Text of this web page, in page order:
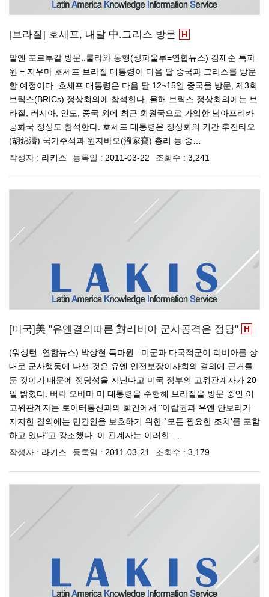
[브라질] 호세프, 내달 中.그리스 방문
말엔 포르투갈 방문..룰라와 동행(상파울루=연합뉴스) 김재순 특파
원 = 지우마 호세프 브라질 대통령이 다음 달 중국과 그리스를 방문
할 예정이다. 호세프 대통령은 다음 달 12~15일 중국을 방문, 제3회
브릭스(BRICs) 정상회의에 참석한다. 올해 브릭스 정상회의에는 브
라질, 러시아, 인도, 중국 외에 최근 회원국으로 가입한 남아프리카
공화국 정상도 참석한다. 호세프 대통령은 정상회의 기간 후진타오
(胡錦濤) 국가주석과 원자바오(溫家寶) 총리 등 중…
작성자 : 라키스 등록일 : 2011-03-22 조회수 : 3,241
[미국]美 "유엔결의따른 對리비아 군사공격은 정당"
(워싱턴=연합뉴스) 박상현 특파원= 미군과 다국적군이 리비아를 상
대로 군사행동에 나선 것은 유엔 안전보장이사회의 결의에 근거를
둔 것이기 때문에 정당성을 지닌다고 미국 정부의 고위관계자가 20
일 밝혔다. 버락 오바마 미 대통령을 수행해 브라질을 방문 중인 이
고위관계자는 로이터통신과의 회견에서 "아랍권과 유엔 안보리가
지지한 결의에는 민간인을 보호하기 위한 `모든 필요한 조치'를 포함
하고 있다"고 강조했다. 이 관계자는 이러한 …
작성자 : 라키스 등록일 : 2011-03-21 조회수 : 3,179